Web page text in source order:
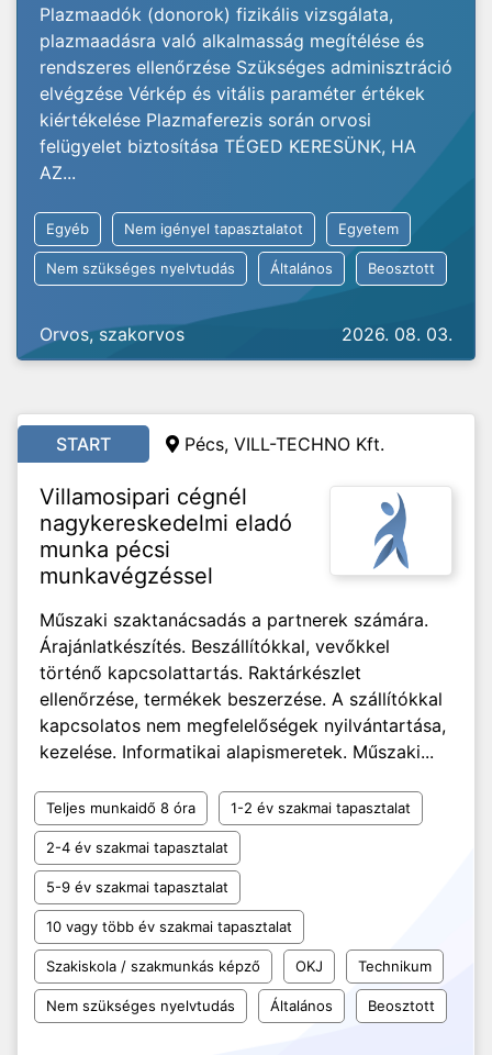
Plazmaadók (donorok) fizikális vizsgálata,
plazmaadásra való alkalmasság megítélése és
rendszeres ellenőrzése Szükséges adminisztráció
elvégzése Vérkép és vitális paraméter értékek
kiértékelése Plazmaferezis során orvosi
felügyelet biztosítása TÉGED KERESÜNK, HA
AZ...
Egyéb Nem igényel tapasztalatot Egyetem
Nem szükséges nyelvtudás Általános Beosztott
Orvos, szakorvos 2026. 08. 03.
START Pécs, VILL-TECHNO Kft.
Villamosipari cégnél
nagykereskedelmi eladó
munka pécsi
munkavégzéssel
Műszaki szaktanácsadás a partnerek számára.
Árajánlatkészítés. Beszállítókkal, vevőkkel
történő kapcsolattartás. Raktárkészlet
ellenőrzése, termékek beszerzése. A szállítókkal
kapcsolatos nem megfelelőségek nyilvántartása,
kezelése. Informatikai alapismeretek. Műszaki...
Teljes munkaidő 8 óra 1-2 év szakmai tapasztalat
2-4 év szakmai tapasztalat
5-9 év szakmai tapasztalat
10 vagy több év szakmai tapasztalat
Szakiskola / szakmunkás képző OKJ Technikum
Nem szükséges nyelvtudás Általános Beosztott